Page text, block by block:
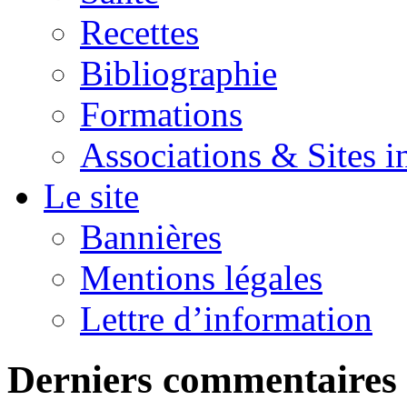
Recettes
Bibliographie
Formations
Associations & Sites
Le site
Bannières
Mentions légales
Lettre d’information
Derniers commentaires